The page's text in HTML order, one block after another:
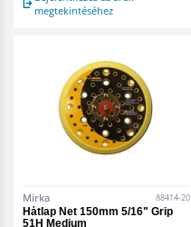
megtekintéséhez
Mirka 88414-20
Hátlap Net 150mm 5/16" Grip
51H Medium